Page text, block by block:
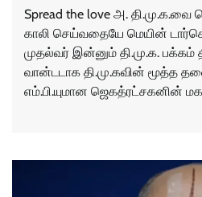
Spread the love அ.
காலி செய்வதையே மெயின்
முதல்வர் இன்னும் தி.மு.க. பக்கம்
வான்டடாக தி.மு.கவின் மூத்த
எம்.பி.யுமான ஜெகத்ரட்சகனின்